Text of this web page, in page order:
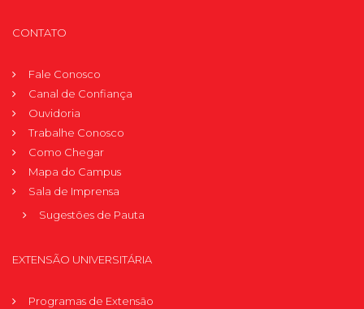
CONTATO
Fale Conosco
Canal de Confiança
Ouvidoria
Trabalhe Conosco
Como Chegar
Mapa do Campus
Sala de Imprensa
Sugestões de Pauta
EXTENSÃO UNIVERSITÁRIA
Programas de Extensão